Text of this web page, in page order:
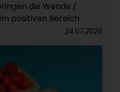
die Wende /
positiven Bereich
24.07.2026